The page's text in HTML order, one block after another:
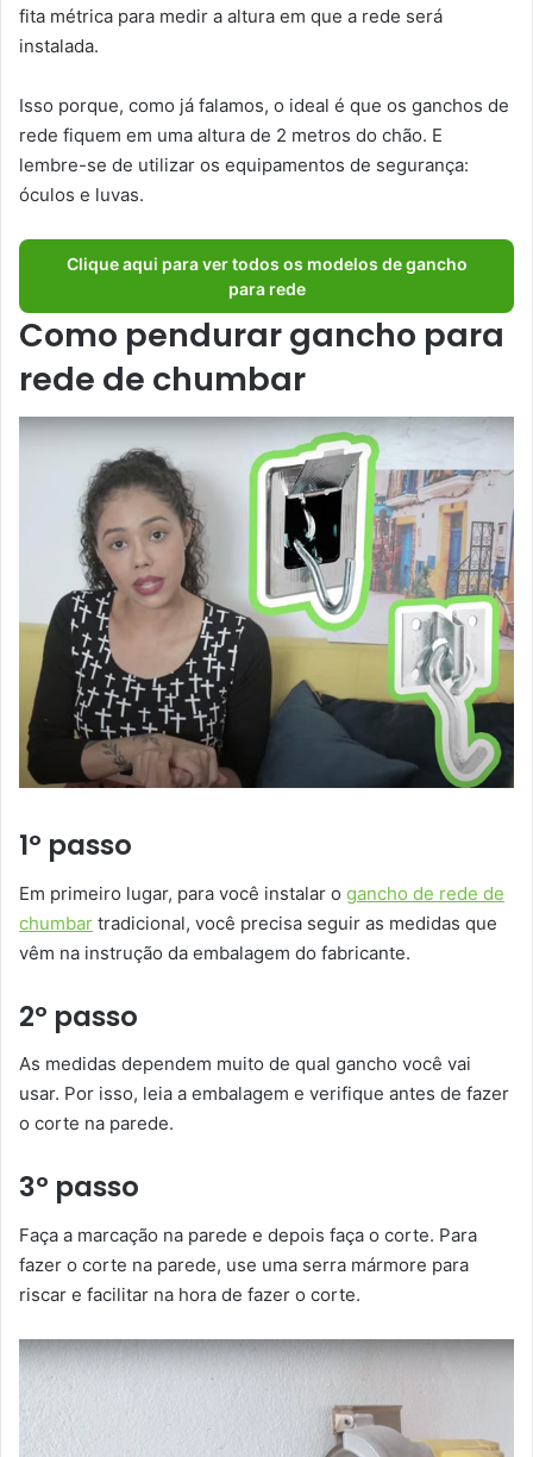
fita métrica para medir a altura em que a rede será
instalada.
Isso porque, como já falamos, o ideal é que os ganchos de
rede fiquem em uma altura de 2 metros do chão. E
lembre-se de utilizar os equipamentos de segurança:
óculos e luvas.
Clique aqui para ver todos os modelos de gancho
para rede
Como pendurar gancho para
rede de chumbar
1º passo
Em primeiro lugar, para você instalar o gancho de rede de
chumbar tradicional, você precisa seguir as medidas que
vêm na instrução da embalagem do fabricante.
2º passo
As medidas dependem muito de qual gancho você vai
usar. Por isso, leia a embalagem e verifique antes de fazer
o corte na parede.
3º passo
Faça a marcação na parede e depois faça o corte. Para
fazer o corte na parede, use uma serra mármore para
riscar e facilitar na hora de fazer o corte.